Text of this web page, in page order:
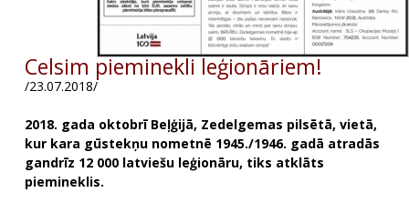
Celsim pieminekli leģionāriem!
/23.07.2018/
2018. gada oktobrī Beļģijā, Zedelgemas pilsētā, vietā,
kur kara gūstekņu nometnē 1945./1946. gadā atradās
gandrīz 12 000 latviešu leģionāru, tiks atklāts
piemineklis.